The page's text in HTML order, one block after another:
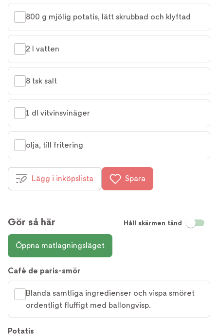
800 g mjölig potatis, lätt skrubbad och klyftad
2 l vatten
8 tsk salt
1 dl vitvinsvinäger
olja, till fritering
Lägg i inköpslista Spara
Gör så här Håll skärmen tänd
Öppna matlagningsläget
Café de paris-smör
Blanda samtliga ingredienser och vispa smöret
ordentligt fluffigt med ballongvisp.
Potatis